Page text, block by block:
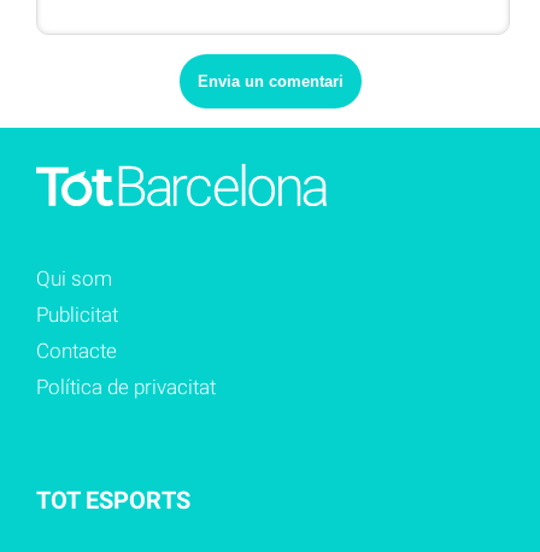
Qui som
Publicitat
Contacte
Política de privacitat
TOT ESPORTS